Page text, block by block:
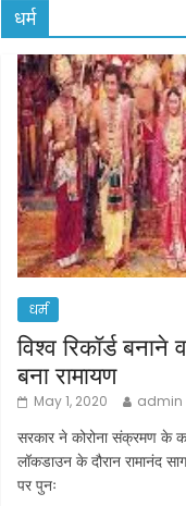
धर्म
धर्म
विश्व रिकॉर्ड बनाने
बना रामायण
May 1, 2020 admin
सरकार ने कोरोना संक्रमण के
लॉकडाउन के दौरान रामानंद
पर पुनः